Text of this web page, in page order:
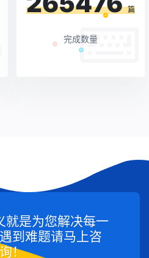
篇
完成数量
就是为您解决每一
到难题请马上咨
询！